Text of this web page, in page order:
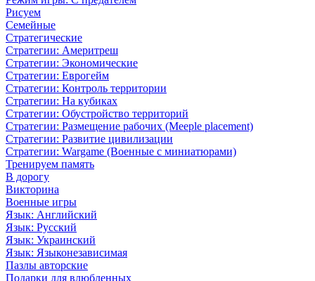
Рисуем
Семейные
Стратегические
Стратегии: Америтреш
Стратегии: Экономические
Стратегии: Еврогейм
Стратегии: Контроль территории
Стратегии: На кубиках
Стратегии: Обустройство территорий
Стратегии: Размещение рабочих (Meeple placement)
Стратегии: Развитие цивилизации
Стратегии: Wargame (Военные с миниатюрами)
Тренируем память
В дорогу
Викторина
Военные игры
Язык: Английский
Язык: Русский
Язык: Украинский
Язык: Языконезависимая
Пазлы авторские
Подарки для влюбленных